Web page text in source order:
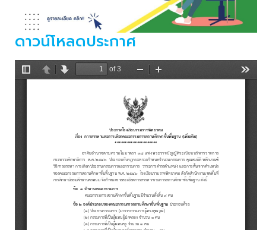
ดาวน์โหลดประกาศ